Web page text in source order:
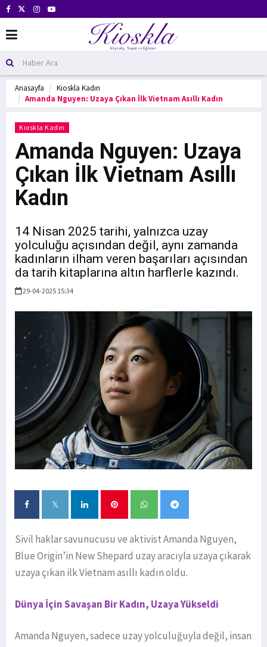
Anasayfa
Kioskla Kadın
Amanda Nguyen: Uzaya Çıkan İlk Vietnam Asıllı Kadın
Kioskla Kadın
Amanda Nguyen: Uzaya
Çıkan İlk Vietnam Asıllı
Kadın
14 Nisan 2025 tarihi, yalnızca uzay
yolculuğu açısından değil, aynı zamanda
kadınların ilham veren başarıları açısından
da tarih kitaplarına altın harflerle kazındı.
29-04-2025 15:34
Sivil haklar savunucusu ve aktivist Amanda Nguyen,
Blue Origin’in New Shepard uzay aracıyla uzaya çıkarak
uzaya çıkan ilk Vietnam asıllı kadın oldu.
Dünya İçin Savaşan Bir Kadın, Uzaya Yükseldi
Amanda Nguyen, sadece uzay yolculuğuyla değil, insan